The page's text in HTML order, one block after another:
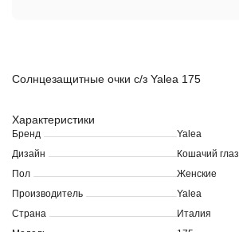
Солнцезащитные очки c/з Yalea 175
Характеристики
Бренд
Yalea
Дизайн
Кошачий глаз
Пол
Женские
Производитель
Yalea
Страна
Италия